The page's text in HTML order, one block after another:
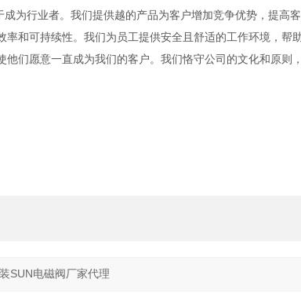
为行业者。我们提供越的产品为客户增加竞争优势，提高
和可持续性。我们为员工提供安全且舒适的工作环境，帮
们愿意一直成为我们的客户。我们恪守公司的文化和原则